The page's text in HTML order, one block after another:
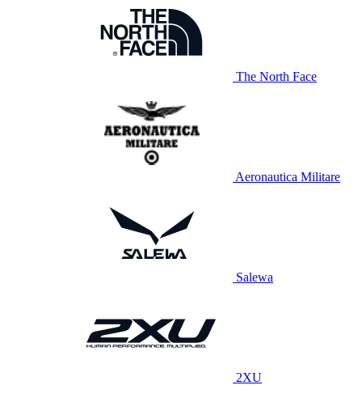
The North Face
Aeronautica Militare
Salewa
2XU